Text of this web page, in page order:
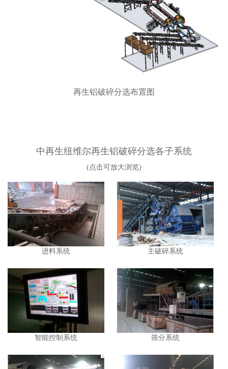
再生铝破碎分选布置图
中再生纽维尔再生铝破碎分选各子系统
(点击可放大浏览)
进料系统 主破碎系统
智能控制系统 筛分系统